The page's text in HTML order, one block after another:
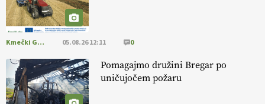
EKOloško = logično: ekološka kmetija
FREŠER
KMETIJSKA LIGA PRVAKOV: POMLADITEV
KMETIJSKE EKIPE
Kmečki Glas 05.08.26 12:11 0
Pomagajmo družini Bregar po
uničujočem požaru